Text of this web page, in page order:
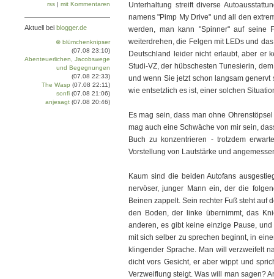
Unterhaltung streift diverse
namens "Pimp My Drive" und all den
werden, man kann "Spinner" auf seine
weiterdrehen, die Felgen mit LEDs und
Deutschland leider nicht erlaubt, aber er
Studi-VZ, der hübschesten Tunesierin,
und wenn Sie jetzt schon langsam
wie entsetzlich es ist, einer solchen
Es mag sein, dass man ohne
mag auch eine Schwäche von mir sein,
Buch zu konzentrieren - trotzdem
Vorstellung von Lautstärke und
Kaum sind die beiden Autofans
nervöser, junger Mann ein, der die
Beinen zappelt. Sein rechter Fuß steht auf
den Boden, der linke übernimmt, das
anderen, es gibt keine einzige Pause,
mit sich selber zu sprechen beginnt, in
klingender Sprache. Man will verzweifelt
dicht vors Gesicht, er aber wippt und
Verzweiflung steigt. Was will man sagen?
rss | mit Kommentaren
Aktuell bei blogger.de
⊗ blümchenknipser
(07.08 23:10)
Abenteuerlichen, Jacobswege
und Begegnungen
(07.08 22:33)
The Wasp (07.08 22:11)
sonfi (07.08 21:06)
anjesagt (07.08 20:46)